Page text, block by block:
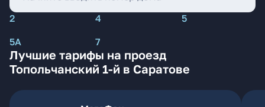
2 4
5
5А
7
Лучшие тарифы на проезд
Топольчанский 1-й в Саратове